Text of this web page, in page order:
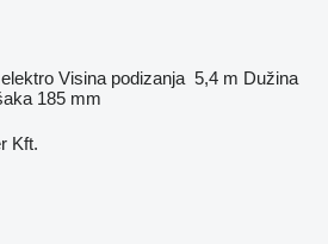
elektro Visina podizanja 5,4 m Dužina
185 mm
Kft.